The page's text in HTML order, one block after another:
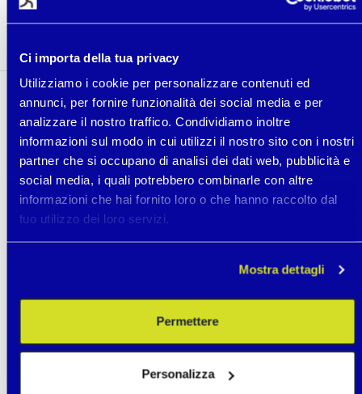
Ci importa della tua privacy
Utilizziamo i cookie per personalizzare contenuti ed
annunci, per fornire funzionalità dei social media e per
analizzare il nostro traffico. Condividiamo inoltre
informazioni sul modo in cui utilizzi il nostro sito con i nostri
partner che si occupano di analisi dei dati web, pubblicità e
social media, i quali potrebbero combinarle con altre
informazioni che hai fornito loro o che hanno raccolto dal
tuo utilizzo dei loro servizi.
Mostra dettagli
Permettere
Personalizza
braccialetto e le persone intorno a me possono
reagire in modo appropriato."